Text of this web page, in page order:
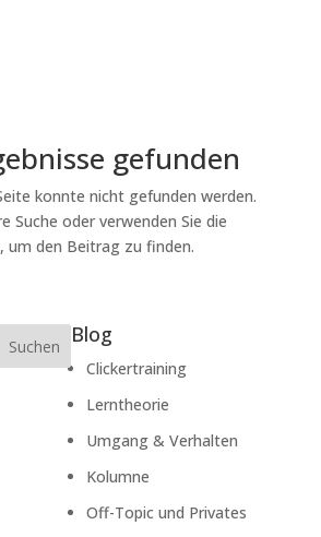
gefunden
konnte nicht gefunden werden.
Suche oder verwenden Sie die
um den Beitrag zu finden.
Suchen Blog
Clickertraining
Lerntheorie
Umgang & Verhalten
Kolumne
Off-Topic und Privates